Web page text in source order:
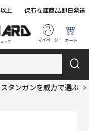
ップ
上 保有在庫商品即日発送
スタンガンを威力で選ぶ